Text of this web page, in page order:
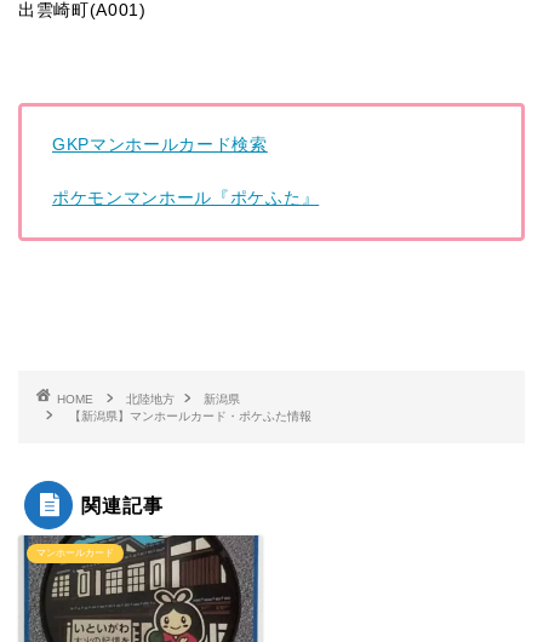
出雲崎町(A001)
GKPマンホールカード検索
ポケモンマンホール『ポケふた』
HOME 北陸地方
新潟県
【新潟県】マンホールカード・ポケふた情報
関連記事
マンホールカード